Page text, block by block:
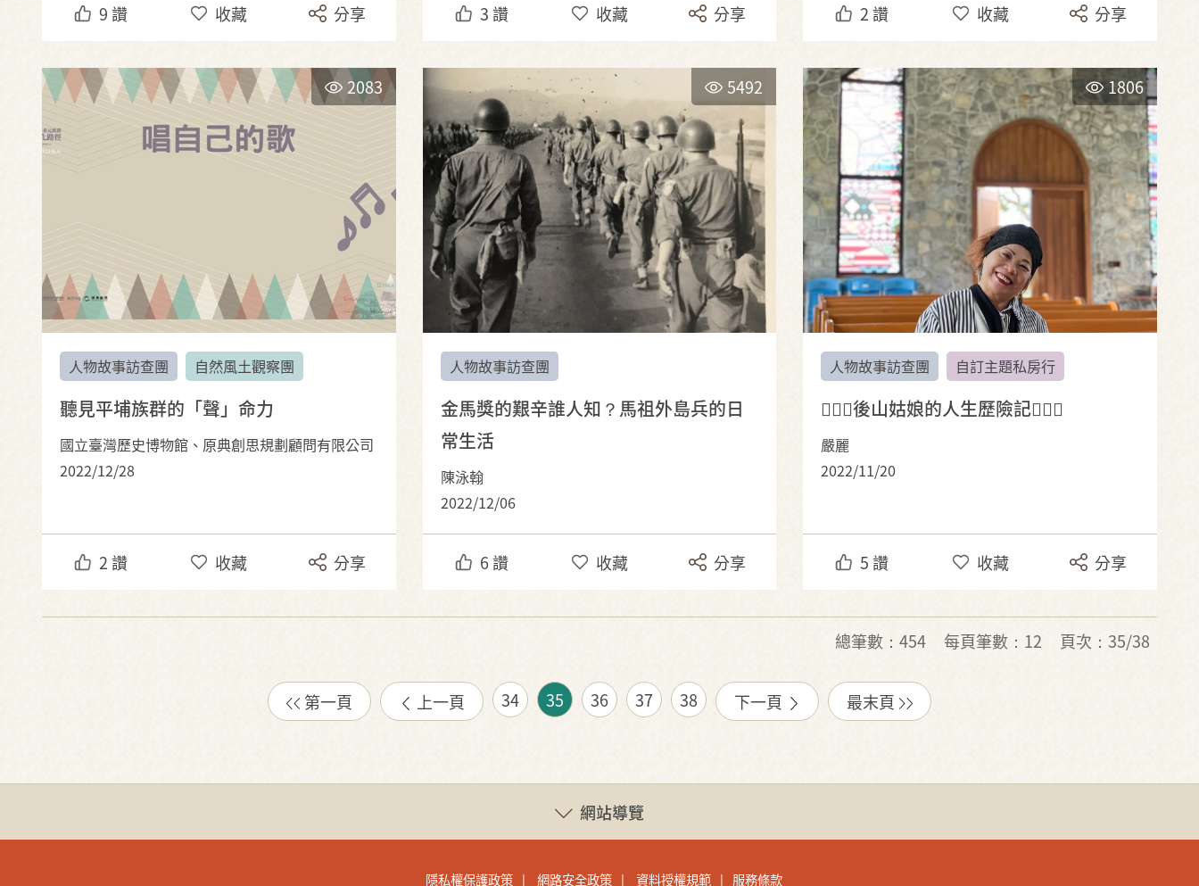
9讚 收藏 分享 3讚 收藏 分享 2讚 收藏 分享
2083
人物故事訪查團 自然風土觀察團
聽見平埔族群的「聲」命力
國立臺灣歷史博物館、原典創思規劃顧問有限公司
2022/12/28
2讚 收藏 分享
5492
人物故事訪查團
金馬獎的艱辛誰人知？馬祖外島兵的日
常生活
陳泳翰
2022/12/06
6讚 收藏 分享
1806
人物故事訪查團 自訂主題私房行
🏃🏻‍♀️後山姑娘的人生歷險記🏃🏻‍♀️
嚴麗
2022/11/20
5讚 收藏 分享
總筆數：454 每頁筆數：12 頁次：35/38
第一頁 上一頁 34 35 36 37 38 下一頁 最末頁
網站導覽
隱私權保護政策 網路安全政策 資料授權規範 服務條款